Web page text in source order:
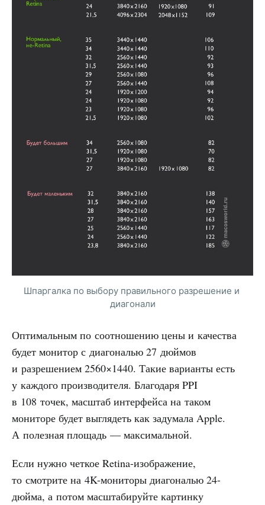
Шпаргалка по выбору правильного разрешение и
диагонали
Оптимальным по соотношению цены и качества
будет монитор с диагональю 27 дюймов
и разрешением 2560×1440. Такие варианты есть
у каждого производителя. Благодаря PPI
в 108 точек, масштаб интерфейса на таком
мониторе будет выглядеть как задумала Apple.
А полезная площадь — максимальной.
Если нужно четкое Retina-изображение,
то смотрите на 4K-мониторы диагональю 24-
дюйма, а потом масштабируйте картинку